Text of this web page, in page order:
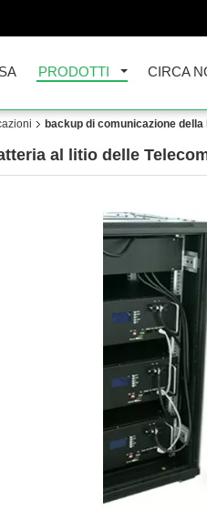
PRODOTTI CIRCA
backup di comunicazione
al litio delle